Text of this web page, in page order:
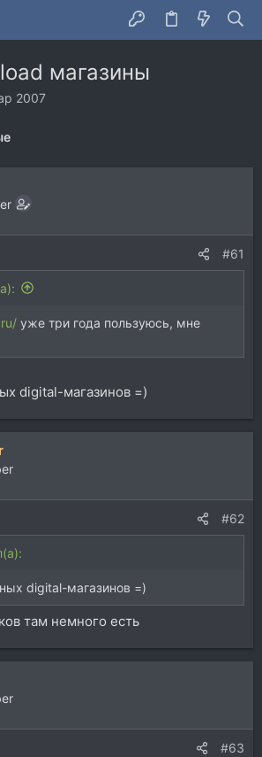
магазины
2007
#61
уже три года пользуюсь, мне
digital-магазинов =)
#62
digital-магазинов =)
там немного есть
#63